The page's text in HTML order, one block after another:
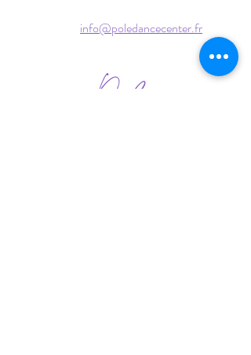
info@poledancecenter.fr